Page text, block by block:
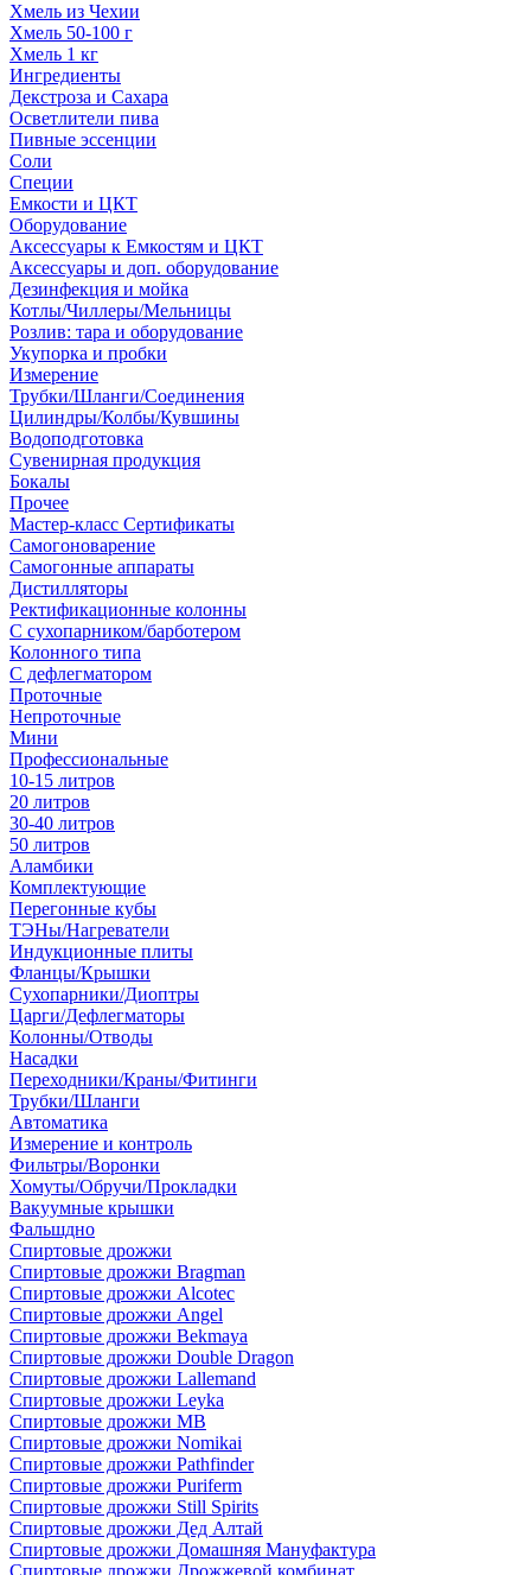
Хмель из Чехии
Хмель 50-100 г
Хмель 1 кг
Ингредиенты
Декстроза и Сахара
Осветлители пива
Пивные эссенции
Соли
Специи
Емкости и ЦКТ
Оборудование
Аксессуары к Емкостям и ЦКТ
Аксессуары и доп. оборудование
Дезинфекция и мойка
Котлы/Чиллеры/Мельницы
Розлив: тара и оборудование
Укупорка и пробки
Измерение
Трубки/Шланги/Соединения
Цилиндры/Колбы/Кувшины
Водоподготовка
Сувенирная продукция
Бокалы
Прочее
Мастер-класс Сертификаты
Самогоноварение
Самогонные аппараты
Дистилляторы
Ректификационные колонны
С сухопарником/барботером
Колонного типа
С дефлегматором
Проточные
Непроточные
Мини
Профессиональные
10-15 литров
20 литров
30-40 литров
50 литров
Аламбики
Комплектующие
Перегонные кубы
ТЭНы/Нагреватели
Индукционные плиты
Фланцы/Крышки
Сухопарники/Диоптры
Царги/Дефлегматоры
Колонны/Отводы
Насадки
Переходники/Краны/Фитинги
Трубки/Шланги
Автоматика
Измерение и контроль
Фильтры/Воронки
Хомуты/Обручи/Прокладки
Вакуумные крышки
Фальшдно
Спиртовые дрожжи
Спиртовые дрожжи Bragman
Спиртовые дрожжи Alcotec
Спиртовые дрожжи Angel
Спиртовые дрожжи Bekmaya
Спиртовые дрожжи Double Dragon
Спиртовые дрожжи Lallemand
Спиртовые дрожжи Leyka
Спиртовые дрожжи MB
Спиртовые дрожжи Nomikai
Спиртовые дрожжи Pathfinder
Спиртовые дрожжи Puriferm
Спиртовые дрожжи Still Spirits
Спиртовые дрожжи Дед Алтай
Спиртовые дрожжи Домашняя Мануфактура
Спиртовые дрожжи Дрожжевой комбинат